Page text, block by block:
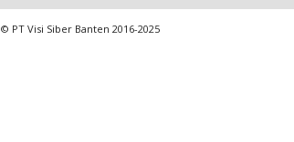
© PT Visi Siber Banten 2016-2025